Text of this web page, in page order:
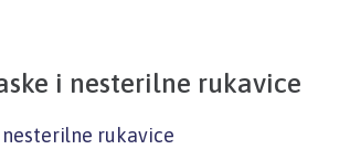
i nesterilne rukavice
rukavice